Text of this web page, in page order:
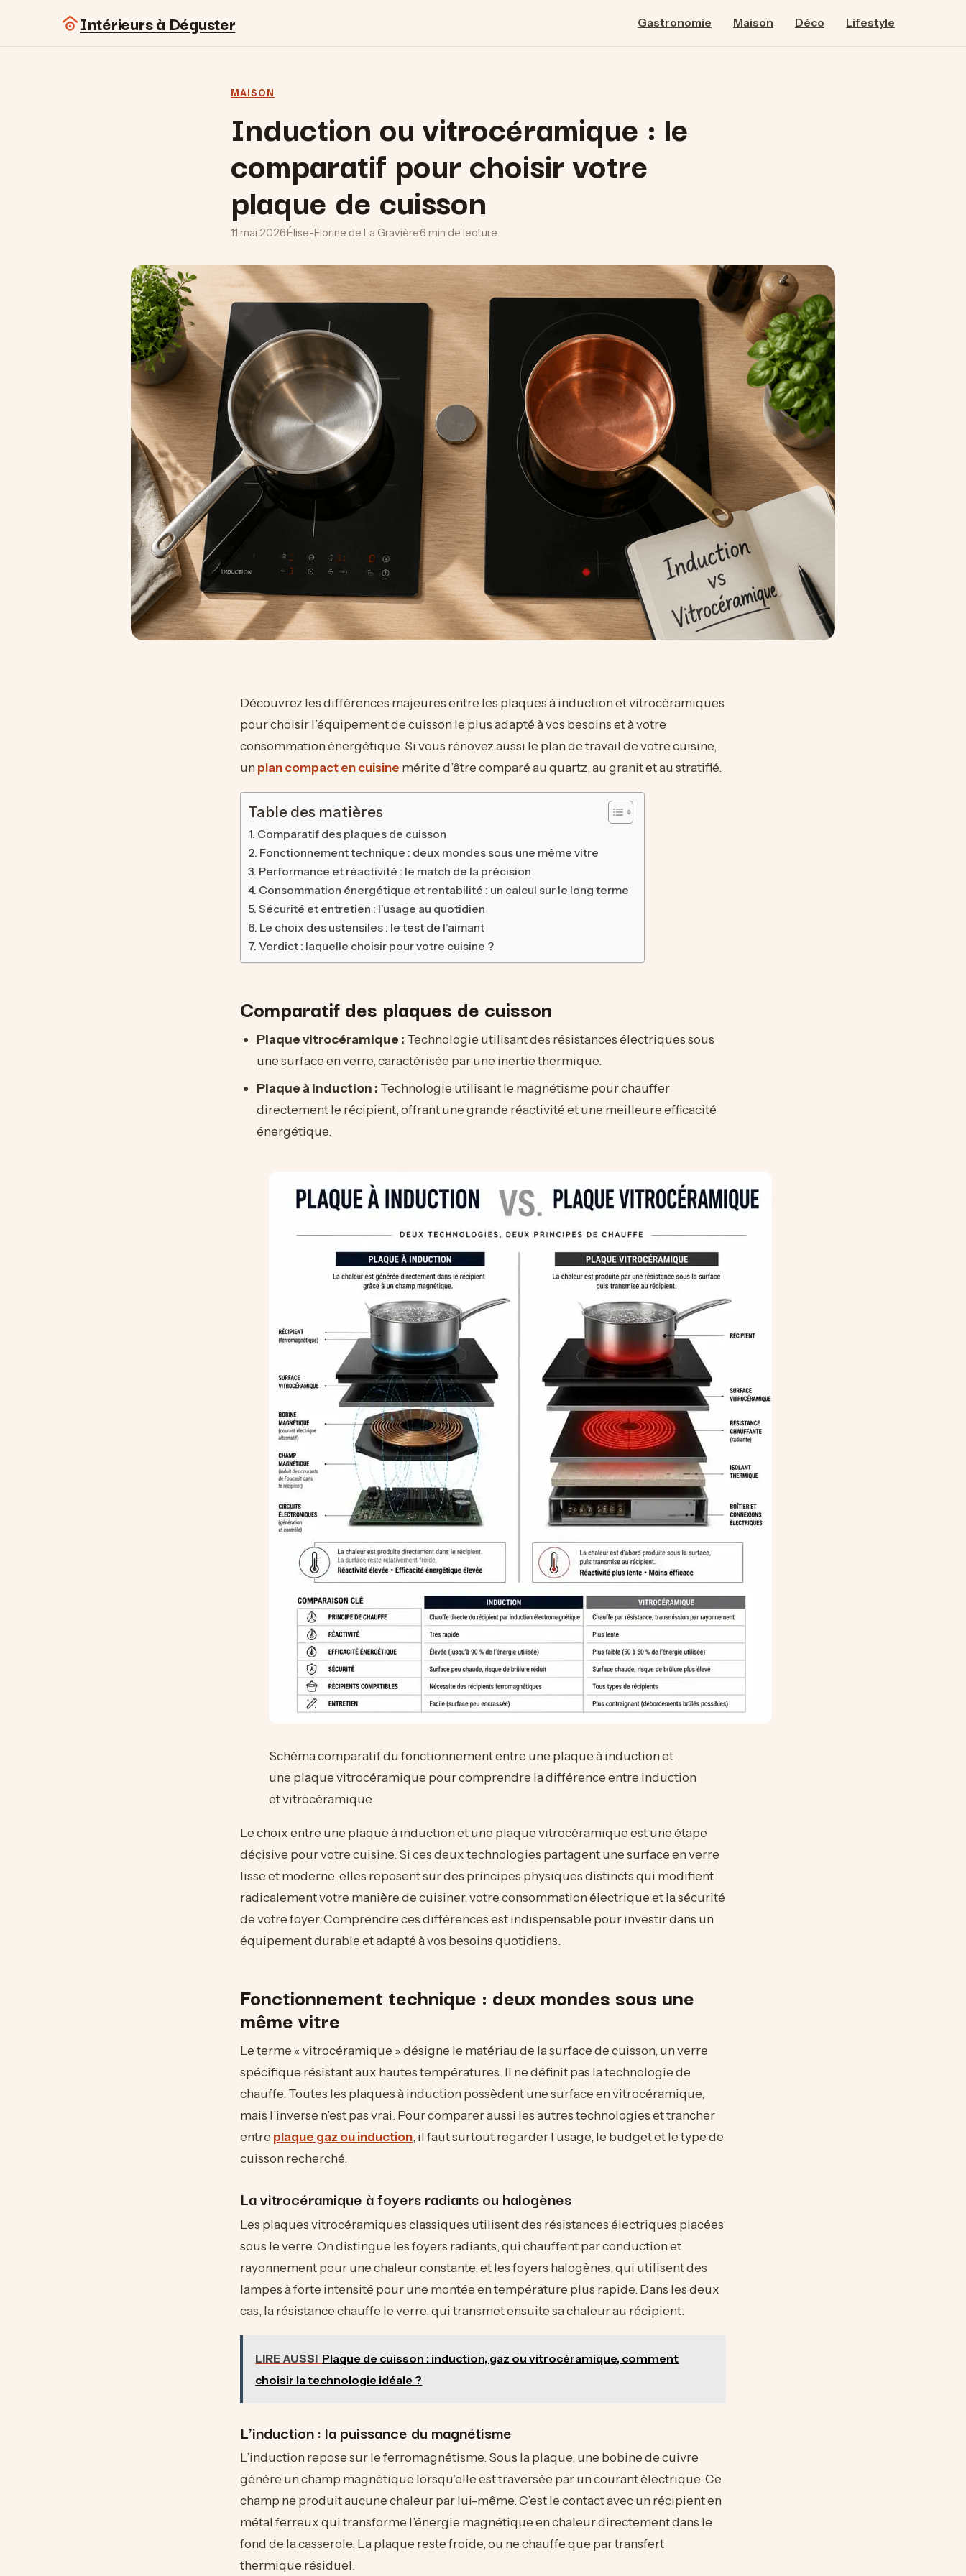
Intérieurs à Déguster Gastronomie Maison Déco Lifestyle
MAISON
Induction ou vitrocéramique : le
comparatif pour choisir votre
plaque de cuisson
11 mai 2026·Élise-Florine de La Gravière·6 min de lecture
Découvrez les différences majeures entre les plaques à induction et vitrocéramiques
pour choisir l’équipement de cuisson le plus adapté à vos besoins et à votre
consommation énergétique. Si vous rénovez aussi le plan de travail de votre cuisine,
un plan compact en cuisine mérite d’être comparé au quartz, au granit et au stratifié.
Table des matières
Comparatif des plaques de cuisson
Fonctionnement technique : deux mondes sous une même vitre
Performance et réactivité : le match de la précision
Consommation énergétique et rentabilité : un calcul sur le long terme
Sécurité et entretien : l’usage au quotidien
Le choix des ustensiles : le test de l’aimant
Verdict : laquelle choisir pour votre cuisine ?
Comparatif des plaques de cuisson
Plaque vitrocéramique : Technologie utilisant des résistances électriques sous
une surface en verre, caractérisée par une inertie thermique.
Plaque à induction : Technologie utilisant le magnétisme pour chauffer
directement le récipient, offrant une grande réactivité et une meilleure efficacité
énergétique.
Schéma comparatif du fonctionnement entre une plaque à induction et
une plaque vitrocéramique pour comprendre la différence entre induction
et vitrocéramique
Le choix entre une plaque à induction et une plaque vitrocéramique est une étape
décisive pour votre cuisine. Si ces deux technologies partagent une surface en verre
lisse et moderne, elles reposent sur des principes physiques distincts qui modifient
radicalement votre manière de cuisiner, votre consommation électrique et la sécurité
de votre foyer. Comprendre ces différences est indispensable pour investir dans un
équipement durable et adapté à vos besoins quotidiens.
Fonctionnement technique : deux mondes sous une
même vitre
Le terme « vitrocéramique » désigne le matériau de la surface de cuisson, un verre
spécifique résistant aux hautes températures. Il ne définit pas la technologie de
chauffe. Toutes les plaques à induction possèdent une surface en vitrocéramique,
mais l’inverse n’est pas vrai. Pour comparer aussi les autres technologies et trancher
entre plaque gaz ou induction, il faut surtout regarder l’usage, le budget et le type de
cuisson recherché.
La vitrocéramique à foyers radiants ou halogènes
Les plaques vitrocéramiques classiques utilisent des résistances électriques placées
sous le verre. On distingue les foyers radiants, qui chauffent par conduction et
rayonnement pour une chaleur constante, et les foyers halogènes, qui utilisent des
lampes à forte intensité pour une montée en température plus rapide. Dans les deux
cas, la résistance chauffe le verre, qui transmet ensuite sa chaleur au récipient.
LIRE AUSSI Plaque de cuisson : induction, gaz ou vitrocéramique, comment
choisir la technologie idéale ?
L’induction : la puissance du magnétisme
L’induction repose sur le ferromagnétisme. Sous la plaque, une bobine de cuivre
génère un champ magnétique lorsqu’elle est traversée par un courant électrique. Ce
champ ne produit aucune chaleur par lui-même. C’est le contact avec un récipient en
métal ferreux qui transforme l’énergie magnétique en chaleur directement dans le
fond de la casserole. La plaque reste froide, ou ne chauffe que par transfert
thermique résiduel.